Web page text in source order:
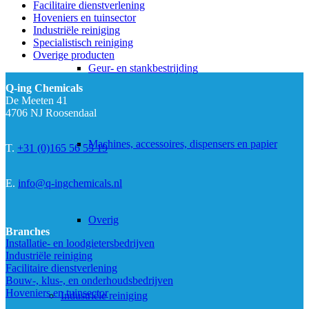
Geur- en stankbestrijding
Machines, accessoires, dispensers en papier
Overig
Industriële reiniging
Facilitaire dienstverlening
Hoveniers en tuinsector
Industriële reiniging
Specialistisch reiniging
Overige producten
Q-ing Chemicals
De Meeten 41
4706 NJ Roosendaal
T. +31 (0)165 56 55 19
E. info@q-ingchemicals.nl
Branches
Installatie- en loodgietersbedrijven
Industriële reiniging
Facilitaire dienstverlening
Bouw-, klus-, en onderhoudsbedrijven
Hoveniers en tuinsector